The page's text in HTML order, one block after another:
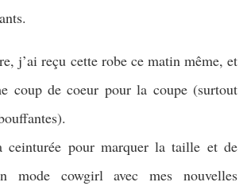
j’ai reçu cette robe ce matin même, et
coup de coeur pour la coupe (surtout
ceinturée pour marquer la taille et de
mode cowgirl avec mes nouvelles